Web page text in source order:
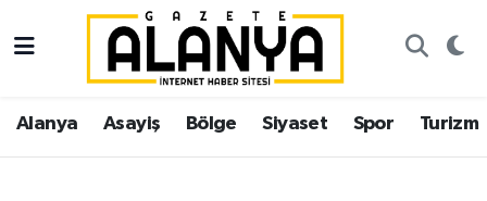
Alanya Asayiş Bölge Siyaset Spor Turizm
Alanya
Asayiş
İstanbul Nöbetçi Eczaneler
İstanbul Hava Durumu